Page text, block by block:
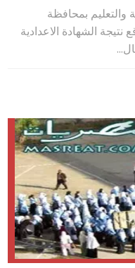
والتعليم بمحافظة
الشهادة الاعدادية